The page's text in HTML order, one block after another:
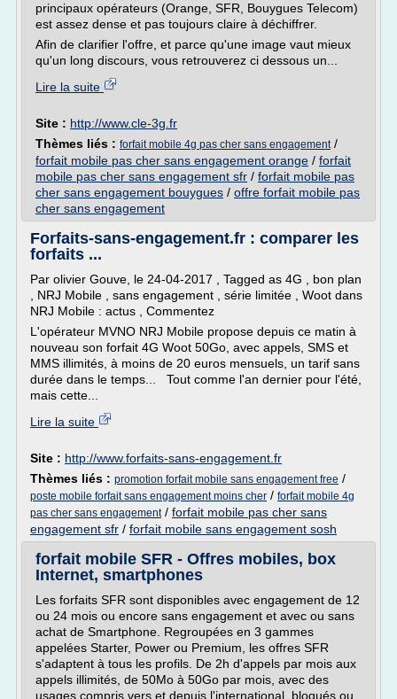
principaux opérateurs (Orange, SFR, Bouygues Telecom)
est assez dense et pas toujours claire à déchiffrer.
Afin de clarifier l'offre, et parce qu'une image vaut mieux
qu'un long discours, vous retrouverez ci dessous un...
Lire la suite
Site : http://www.cle-3g.fr
Thèmes liés : forfait mobile 4g pas cher sans engagement/
forfait mobile pas cher sans engagement orange / forfait
mobile pas cher sans engagement sfr / forfait mobile pas
cher sans engagement bouygues / offre forfait mobile pas
cher sans engagement
Forfaits-sans-engagement.fr : comparer les
forfaits ...
Par olivier Gouve, le 24-04-2017 , Tagged as 4G , bon plan
, NRJ Mobile , sans engagement , série limitée , Woot dans
NRJ Mobile : actus , Commentez
L'opérateur MVNO NRJ Mobile propose depuis ce matin à
nouveau son forfait 4G Woot 50Go, avec appels, SMS et
MMS illimités, à moins de 20 euros mensuels, un tarif sans
durée dans le temps... Tout comme l'an dernier pour l'été,
mais cette...
Lire la suite
Site : http://www.forfaits-sans-engagement.fr
Thèmes liés : promotion forfait mobile sans engagement free /
poste mobile forfait sans engagement moins cher / forfait mobile 4g
pas cher sans engagement/ forfait mobile pas cher sans
engagement sfr / forfait mobile sans engagement sosh
forfait mobile SFR - Offres mobiles, box
Internet, smartphones
Les forfaits SFR sont disponibles avec engagement de 12
ou 24 mois ou encore sans engagement et avec ou sans
achat de Smartphone. Regroupées en 3 gammes
appelées Starter, Power ou Premium, les offres SFR
s'adaptent à tous les profils. De 2h d'appels par mois aux
appels illimités, de 50Mo à 50Go par mois, avec des
usages compris vers et depuis l'international, bloqués ou